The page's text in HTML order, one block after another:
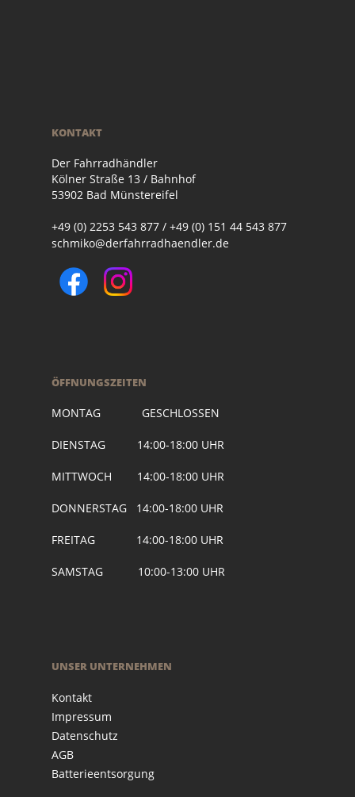
KONTAKT
Der Fahrradhändler
Kölner Straße 13 / Bahnhof
53902 Bad Münstereifel
+49 (0) 2253 543 877 / +49 (0) 151 44 543 877
schmiko@derfahrradhaendler.de
ÖFFNUNGSZEITEN
MONTAG GESCHLOSSEN
DIENSTAG 14:00-18:00 UHR
MITTWOCH 14:00-18:00 UHR
DONNERSTAG 14:00-18:00 UHR
FREITAG 14:00-18:00 UHR
SAMSTAG 10:00-13:00 UHR
UNSER UNTERNEHMEN
Kontakt
Impressum
Datenschutz
AGB
Batterieentsorgung